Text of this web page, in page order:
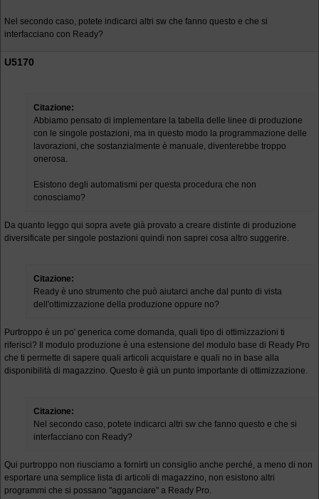
Nel secondo caso, potete indicarci altri sw che fanno questo e che si
interfacciano con Ready?
U5170
Citazione:
Abbiamo pensato di implementare la tabella delle linee di produzione
con le singole postazioni, ma in questo modo la programmazione delle
lavorazioni, che sostanzialmente è manuale, diventerebbe troppo
onerosa.
Esistono degli automatismi per questa procedura che non
conosciamo?
Da quanto leggo qui sopra avete già provato a creare distinte di produzione
diversificate per singole postazioni quindi non saprei cosa altro suggerire.
Citazione:
Ready è uno strumento che può aiutarci anche dal punto di vista
dell'ottimizzazione della produzione oppure no?
Purtroppo è un po' generica come domanda, quali tipo di ottimizzazioni ti
riferisci? Il modulo produzione è una estensione del modulo base di Ready Pro
che ti permette di sapere quali articoli acquistare e quali no in base alla
disponibilità di magazzino. Questo è già un punto importante di ottimizzazione.
Citazione:
Nel secondo caso, potete indicarci altri sw che fanno questo e che si
interfacciano con Ready?
Qui purtroppo non riusciamo a fornirti un consiglio anche perché, a meno di non
esportare una semplice lista di articoli di magazzino, non esistono altri
programmi che si possano "agganciare" a Ready Pro.